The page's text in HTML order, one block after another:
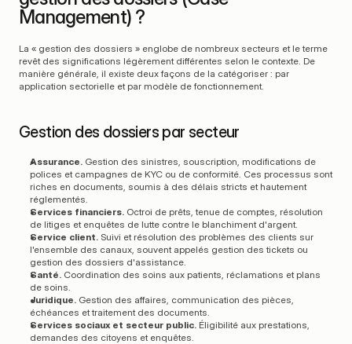
Management) ?
La « gestion des dossiers » englobe de nombreux secteurs et le terme
revêt des significations légèrement différentes selon le contexte. De
manière générale, il existe deux façons de la catégoriser : par
application sectorielle et par modèle de fonctionnement.
Gestion des dossiers par secteur
Assurance. Gestion des sinistres, souscription, modifications de
polices et campagnes de KYC ou de conformité. Ces processus sont
riches en documents, soumis à des délais stricts et hautement
réglementés.
Services financiers. Octroi de prêts, tenue de comptes, résolution
de litiges et enquêtes de lutte contre le blanchiment d'argent.
Service client. Suivi et résolution des problèmes des clients sur
l'ensemble des canaux, souvent appelés gestion des tickets ou
gestion des dossiers d'assistance.
Santé. Coordination des soins aux patients, réclamations et plans
de soins.
Juridique. Gestion des affaires, communication des pièces,
échéances et traitement des documents.
Services sociaux et secteur public. Éligibilité aux prestations,
demandes des citoyens et enquêtes.